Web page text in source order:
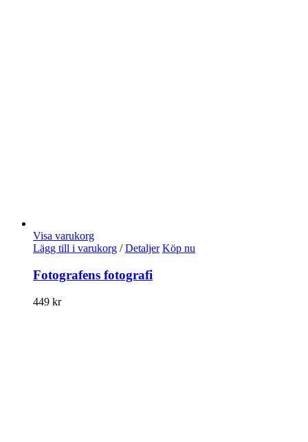
Visa varukorg
Lägg till i varukorg / Detaljer Köp nu
Fotografens fotografi
449 kr